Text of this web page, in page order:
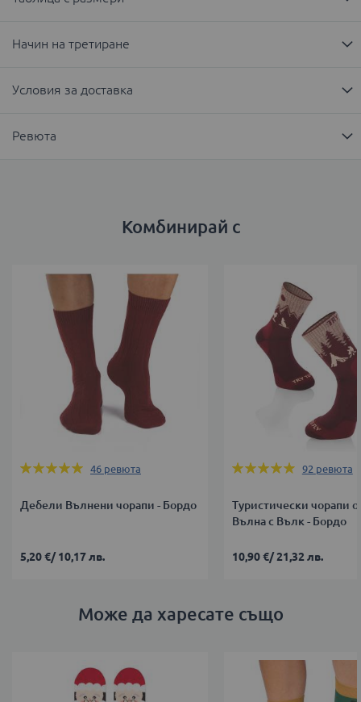
Начин на третиране
Условия за доставка
Ревюта
Комбинирай с
Оценка:
46 ревюта
Дебели Вълнени чорапи - Бордо
5,20 €/10,17 лв.
Оценка:
92 ревюта
Туристически чорапи
Вълна с Вълк - Бордо
10,90 €/21,32 лв.
Може да харесате също